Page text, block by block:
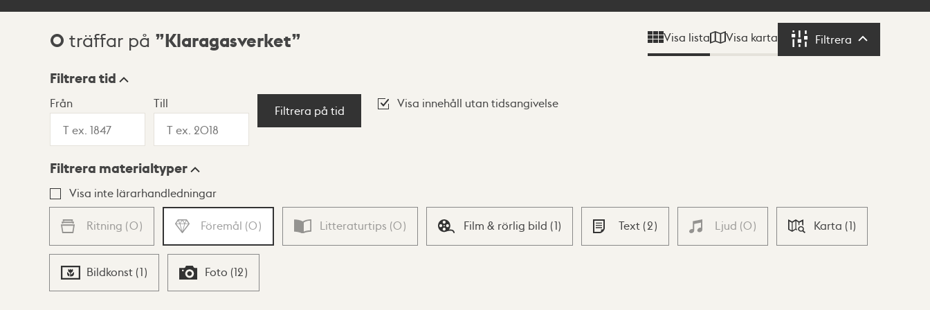
Sökresultat
0 träffar på Klaragasverket Visa lista Visa karta Filtrera Filtrera
Visningsläge
Lista Karta
Filtrera tid
Från Till
Filtrera på tid
Visa innehåll utan tidsangivelse
Filtrera materialtyper
Visa inte lärarhandledningar
Ritning (0) Föremål (0) Litteraturtips (0) Film & rörlig bild (1) Text (2) Ljud (0) Karta (1)
Bildkonst (1) Foto (12)